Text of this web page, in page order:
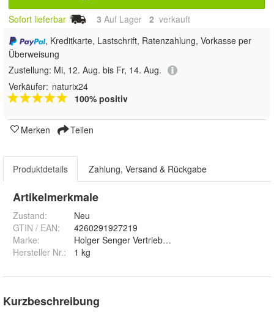
Sofort lieferbar 3 Auf Lager 2 verkauft
, Kreditkarte, Lastschrift, Ratenzahlung, Vorkasse per
Überweisung
Zustellung: Mi, 12. Aug. bis Fr, 14. Aug.
Verkäufer: naturix24
100% positiv
Merken Teilen
Produktdetails Zahlung, Versand & Rückgabe
Artikelmerkmale
Zustand:
Neu
GTIN / EAN:
4260291927219
Marke:
Holger Senger Vertrieb von Naturrohstoffen e.K.
Hersteller Nr.:
1 kg
Kurzbeschreibung